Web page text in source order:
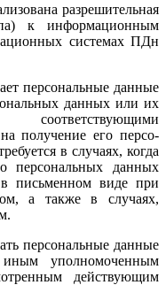
разрешительная
к информационным
системах ПДн
данные
данных или их
соответ­ствующими
получение его персо­
в случаях, когда
персональных данных
письменном виде при
а так­же в случаях,
персональные данные
уполномоченным
действующим